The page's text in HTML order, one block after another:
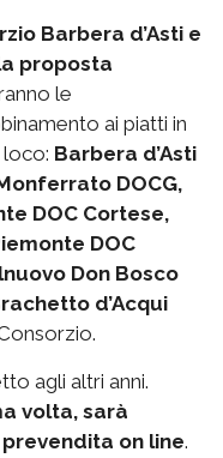
Barbera d’Asti e
proposta
le
ai piatti in
Barbera d’Asti
DOCG,
DOC Cortese,
DOC
Don Bosco
d’Acqui
agli altri anni.
volta, sarà
on line.